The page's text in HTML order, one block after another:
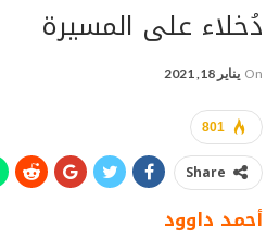
دُخلاء على المسيرة
On يناير 18, 2021
801
Share
أحمد داوود